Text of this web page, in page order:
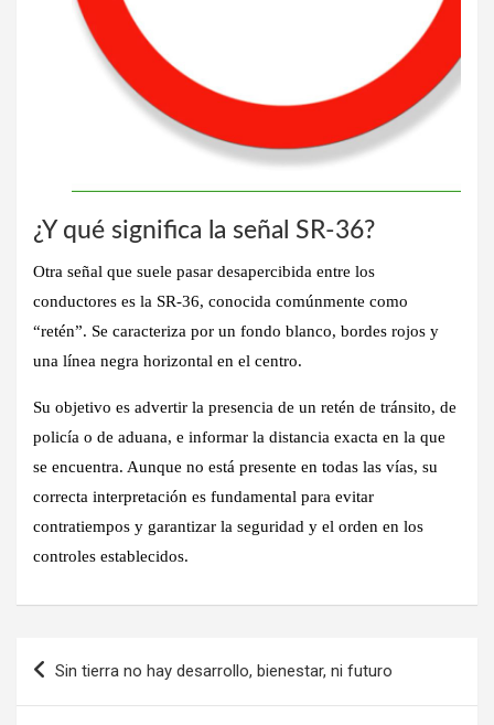
¿Y qué significa la señal SR-36?
Otra señal que suele pasar desapercibida entre los
conductores es la SR-36, conocida comúnmente como
“retén”. Se caracteriza por un fondo blanco, bordes rojos y
una línea negra horizontal en el centro.
Su objetivo es advertir la presencia de un retén de tránsito, de
policía o de aduana, e informar la distancia exacta en la que
se encuentra. Aunque no está presente en todas las vías, su
correcta interpretación es fundamental para evitar
contratiempos y garantizar la seguridad y el orden en los
controles establecidos.
Sin tierra no hay desarrollo, bienestar, ni futuro